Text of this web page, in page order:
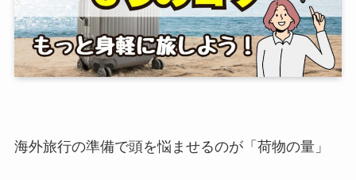
海外旅行の準備で頭を悩ませるのが「荷物の量」